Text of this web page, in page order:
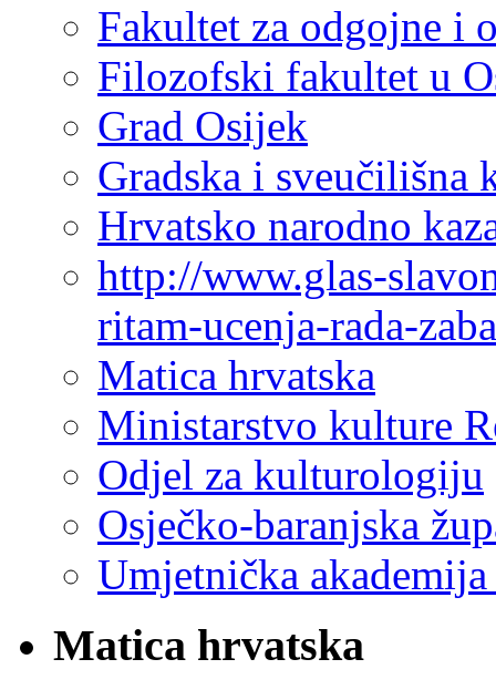
Fakultet za odgojne i
Filozofski fakultet u
Grad Osijek
Gradska i sveučilišna
Hrvatsko narodno
http://www.glas-
ritam-ucenja-rada-
Matica hrvatska
Ministarstvo kulture
Odjel za kulturologiju
Osječko-baranjska
Umjetnička
Matica hrvatska